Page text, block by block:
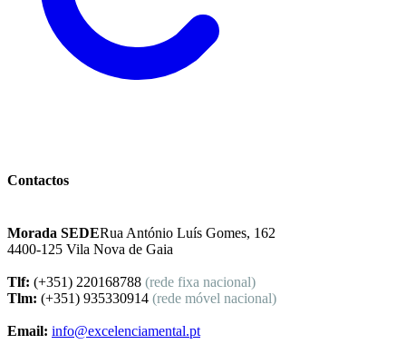
Contactos
Morada SEDERua António Luís Gomes, 162
4400-125 Vila Nova de Gaia
Tlf: (+351) 220168788 (rede fixa nacional)
Tlm: (+351) 935330914 (rede móvel nacional)
Email: info@excelenciamental.pt